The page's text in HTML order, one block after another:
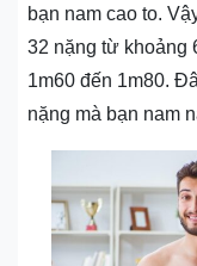
bạn nam cao to.
32 nặng từ khoảng
1m60 đến 1m80.
nặng mà bạn nam